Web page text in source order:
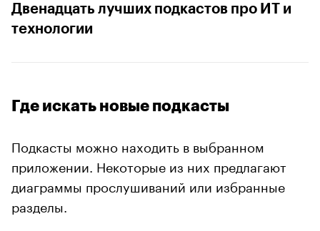
Двенадцать лучших подкастов про ИТ и
технологии
Где искать новые подкасты
Подкасты можно находить в выбранном
приложении. Некоторые из них предлагают
диаграммы прослушиваний или избранные
разделы.